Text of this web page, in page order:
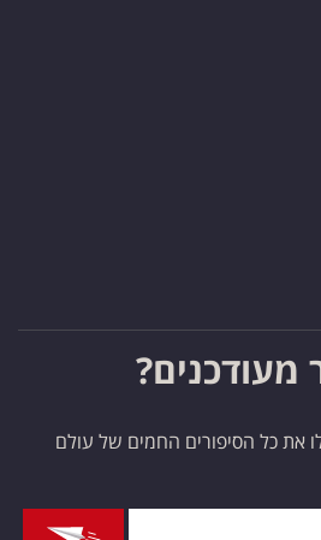
מעודכנים?
את כל הסיפורים החמים של עולם